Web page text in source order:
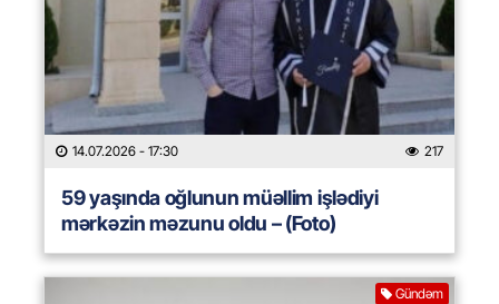
14.07.2026 - 17:30 217
59 yaşında oğlunun müəllim işlədiyi
mərkəzin məzunu oldu – (Foto)
Gündəm